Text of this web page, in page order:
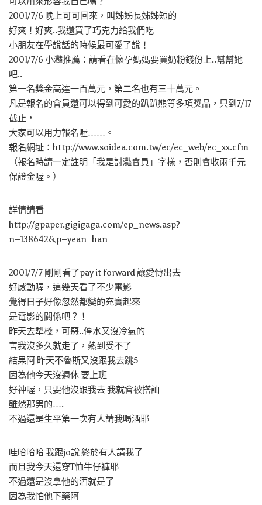
2001/7/6 晚上可可回來，叫姊姊長姊姊短的
好爽！好爽..我還買了巧克力給我們吃
小朋友在學說話的時候最可愛了說！
2001/7/6 小灩推薦：請看在懷孕媽媽要買奶粉錢份上..幫幫她
吧..
第一名獎金高達一百萬元，第二名也有三十萬元。
凡是報名的會員還可以得到可愛的趴趴熊等多項獎品，只到7/17
截止，
大家可以用力報名喔……。
報名網址：http://www.soidea.com.tw/ec/ec_web/ec_xx.cfm
（報名時請一定註明「我是討灩會員」字樣，否則會收兩千元
保證金喔。）
詳情請看
http://gpaper.gigigaga.com/ep_news.asp?
n=138642&p=yean_han
2001/7/7 剛剛看了pay it forward 讓愛傳出去
好感動喔，這幾天看了不少電影
覺得日子好像忽然都變的充實起來
是電影的關係吧？！
昨天去犁棧，可惡..停水又沒冷氣的
害我沒多久就走了，熱到受不了
結果阿 昨天不魯斯又沒跟我去跳5
因為他今天沒週休 要上班
好神喔，只要他沒跟我去 我就會被搭訕
雖然那男的….
不過還是生平第一次有人請我喝酒耶
哇哈哈哈 我跟jo說 終於有人請我了
而且我今天還穿T恤牛仔褲耶
不過還是沒拿他的酒就是了
因為我怕他下藥阿